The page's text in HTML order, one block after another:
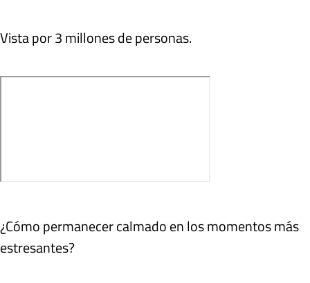
Vista por 3 millones de personas.
¿Cómo permanecer calmado en los momentos más
estresantes?